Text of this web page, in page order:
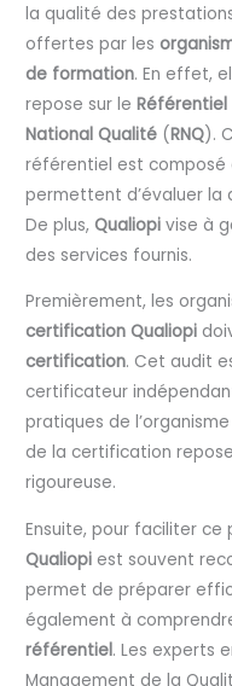
la qualité des
offertes par les
de formation. En effet,
repose sur leRéférentiel
National Qualité (RNQ).
référentiel est composé
permettent d’évaluer la
De plus, Qualiopi vise à
des services fournis.
Premièrement, les
certification Qualiopi
certification. Cet audit
certificateur
pratiques de
de la certification
rigoureuse.
Ensuite, pour faciliter ce
Qualiopi est souvent
permet de préparer
également à
référentiel. Les experts
Management de la